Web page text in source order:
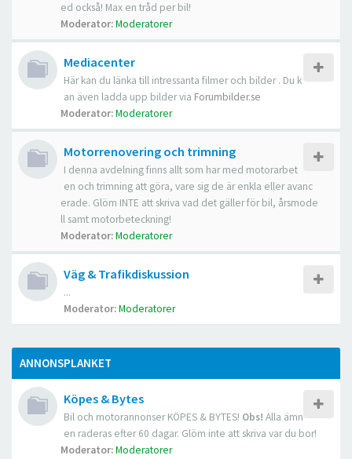
ed också! Max en tråd per bil!
Moderator:Moderatorer
Mediacenter
Här kan du länka till intressanta filmer och bilder . Du k
an även ladda upp bilder via Forumbilder.se
Moderator:Moderatorer
Motorrenovering och trimning
I denna avdelning finns allt som har med motorarbet
en och trimning att göra, vare sig de är enkla eller avanc
erade. Glöm INTE att skriva vad det gäller för bil, årsmode
ll samt motorbeteckning!
Moderator:Moderatorer
Väg & Trafikdiskussion
...
Moderator:Moderatorer
ANNONSPLANKET
Köpes & Bytes
Bil och motorannonser KÖPES & BYTES! Obs! Alla ämn
en raderas efter 60 dagar. Glöm inte att skriva var du bor!
Moderator:Moderatorer